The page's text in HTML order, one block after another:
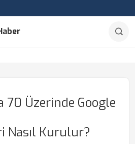
70 Üzerinde Google
Nasıl Kurulur?